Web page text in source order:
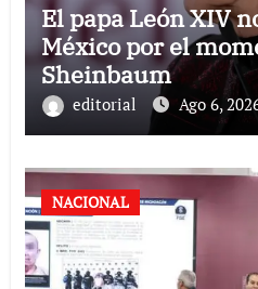
El papa León XIV
México por el
Sheinbaum
editorial Ago 6,
NACIONAL